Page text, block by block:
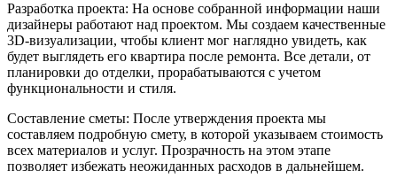
Разработка проекта: На основе собранной информации наши
дизайнеры работают над проектом. Мы создаем качественные
3D-визуализации, чтобы клиент мог наглядно увидеть, как
будет выглядеть его квартира после ремонта. Все детали, от
планировки до отделки, прорабатываются с учетом
функциональности и стиля.
Составление сметы: После утверждения проекта мы
составляем подробную смету, в которой указываем стоимость
всех материалов и услуг. Прозрачность на этом этапе
позволяет избежать неожиданных расходов в дальнейшем.